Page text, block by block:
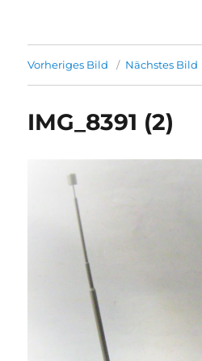
Vorheriges Bild Nächstes Bild
IMG_8391 (2)